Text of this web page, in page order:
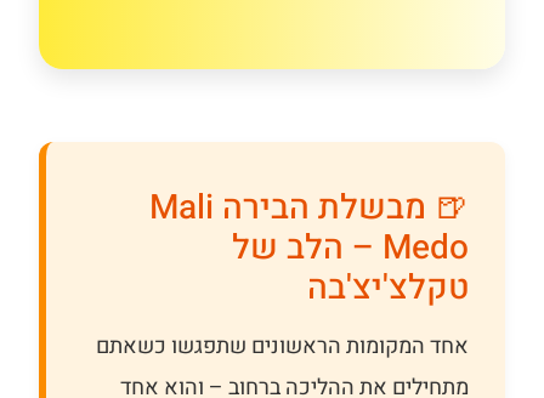
🍺 מבשלת הבירה Mali
Medo – הלב של
טקלצ'יצ'בה
אחד המקומות הראשונים שתפגשו כשאתם
מתחילים את ההליכה ברחוב – והוא אחד